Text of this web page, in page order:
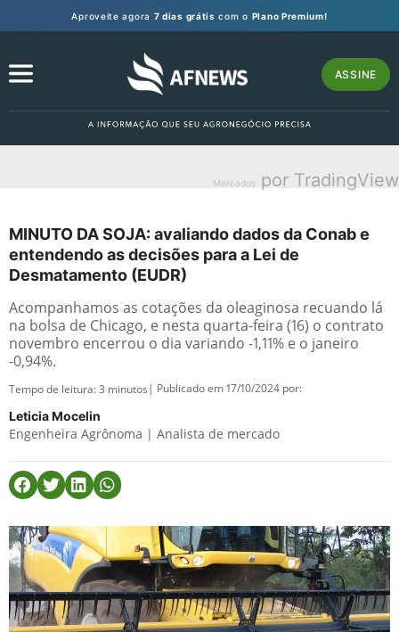
Aproveite agora 7 dias grátis com o Plano Premium!
ASSINE
Mercados por TradingView
MINUTO DA SOJA: avaliando dados da Conab e
entendendo as decisões para a Lei de
Desmatamento (EUDR)
Acompanhamos as cotações da oleaginosa recuando lá
na bolsa de Chicago, e nesta quarta-feira (16) o contrato
novembro encerrou o dia variando -1,11% e o janeiro
-0,94%.
Tempo de leitura:3 minutos | Publicado em 17/10/2024 por:
Leticia Mocelin
Engenheira Agrônoma | Analista de mercado